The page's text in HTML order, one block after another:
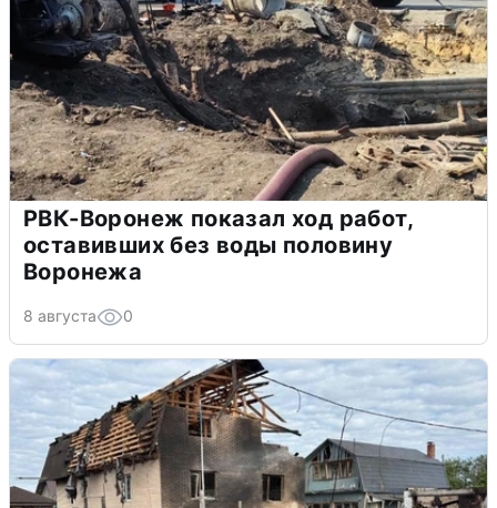
РВК-Воронеж показал ход работ,
оставивших без воды половину
Воронежа
8 августа 0